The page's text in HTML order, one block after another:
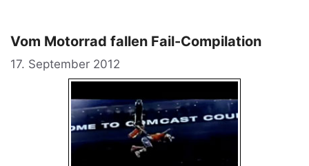
Vom Motorrad fallen Fail-Compilation
17. September 2012